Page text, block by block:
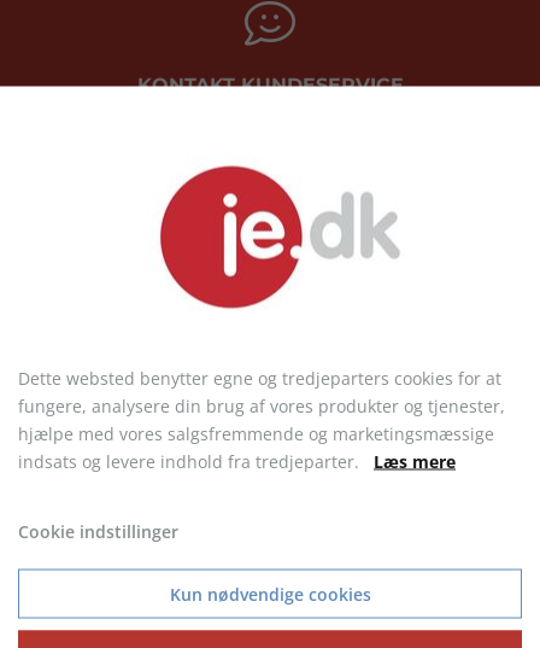
KONTAKT KUNDESERVICE
PRISGARANTI
- Vi matcher altid prisen
Dette websted benytter egne og tredjeparters cookies for at
fungere, analysere din brug af vores produkter og tjenester,
hjælpe med vores salgsfremmende og marketingsmæssige
indsats og levere indhold fra tredjeparter. Læs mere
Cookie indstillinger
Kun nødvendige cookies